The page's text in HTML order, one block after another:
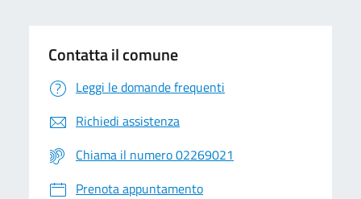
Contatta il comune
Leggi le domande frequenti
Richiedi assistenza
Chiama il numero 02269021
Prenota appuntamento